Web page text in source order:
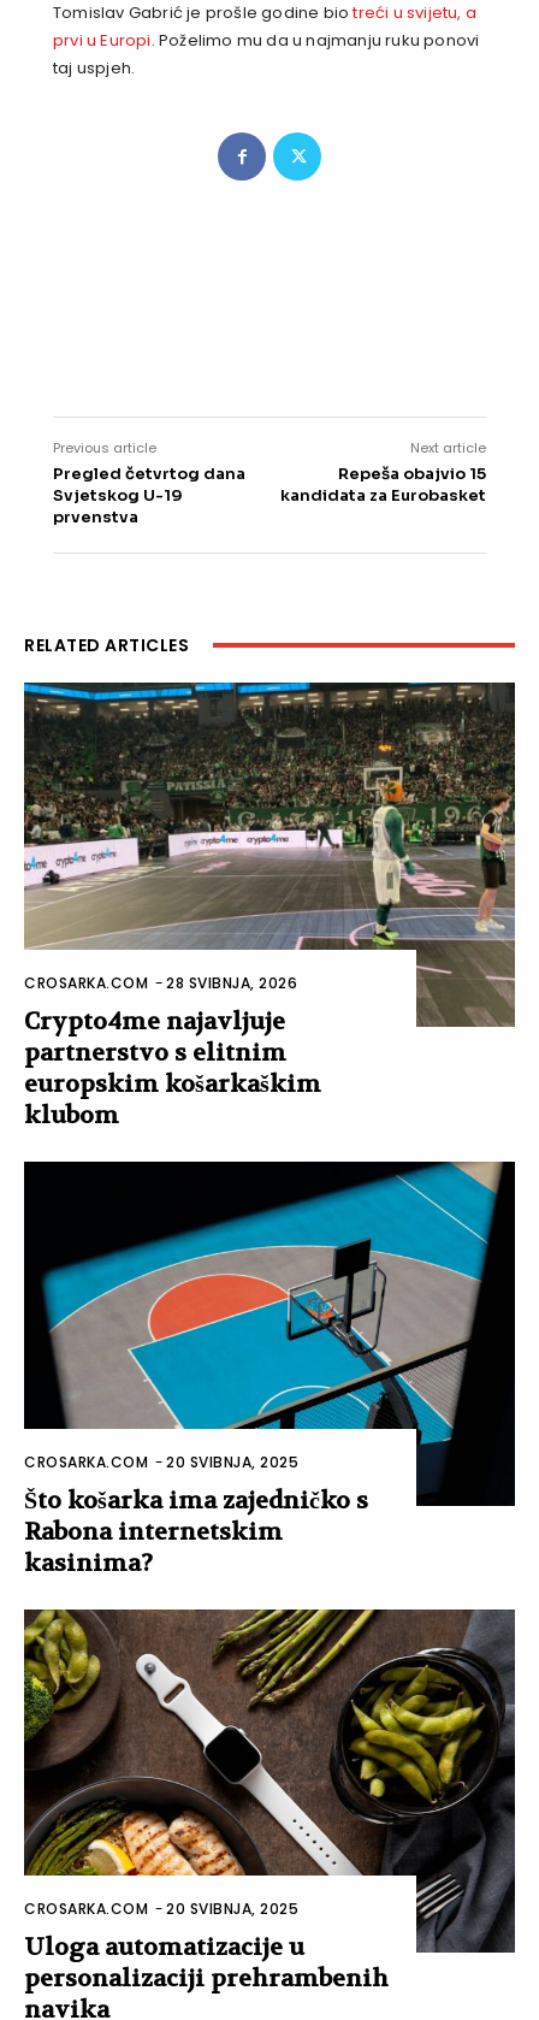
Tomislav Gabrić je prošle godine biotreći u svijetu, a
prvi u Europi. Poželimo mu da u najmanju ruku ponovi
taj uspjeh.
Previous article
Pregled četvrtog dana
Svjetskog U-19
prvenstva
Next article
Repeša obajvio 15
kandidata za Eurobasket
RELATED ARTICLES
CROSARKA.COM -28 SVIBNJA, 2026
Crypto4me najavljuje
partnerstvo s elitnim
europskim košarkaškim
klubom
CROSARKA.COM -20 SVIBNJA, 2025
Što košarka ima zajedničko s
Rabona internetskim
kasinima?
CROSARKA.COM -20 SVIBNJA, 2025
Uloga automatizacije u
personalizaciji prehrambenih
navika